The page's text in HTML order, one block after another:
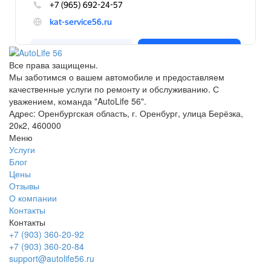
Все права защищены.
Мы заботимся о вашем автомобиле и предоставляем
качественные услуги по ремонту и обслуживанию. С
уважением, команда "AutoLife 56".
Адрес: Оренбургская область, г. Оренбург, улица Берёзка,
20к2, 460000
Меню
Услуги
Блог
Цены
Отзывы
О компании
Контакты
Контакты
+7 (903) 360-20-92
+7 (903) 360-20-84
support@autolife56.ru